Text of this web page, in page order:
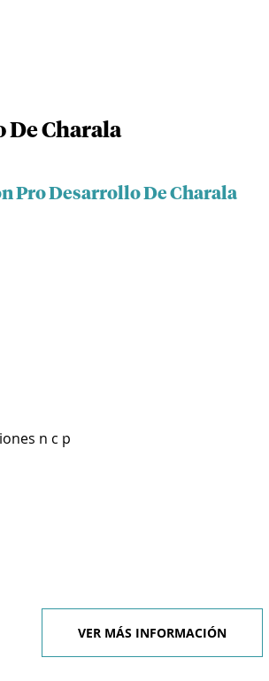
De Charala
Pro Desarrollo De Charala
n c p
VER MÁS INFORMACIÓN